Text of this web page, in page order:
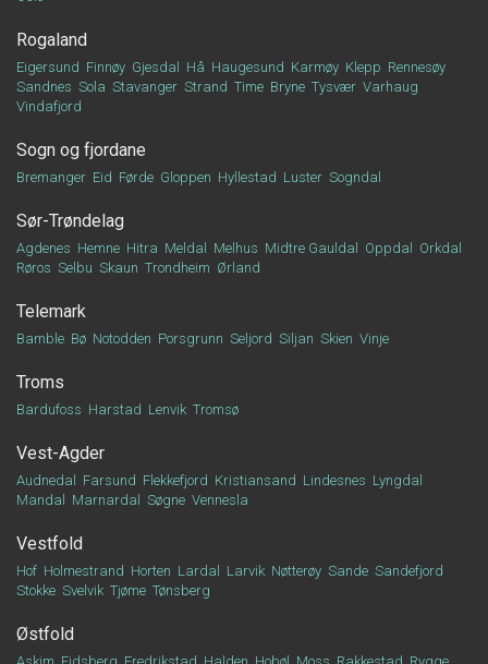
Rogaland
Eigersund Finnøy Gjesdal Hå Haugesund Karmøy Klepp Rennesøy
Sandnes Sola Stavanger Strand Time Bryne Tysvær Varhaug
Vindafjord
Sogn og fjordane
Bremanger Eid Førde Gloppen Hyllestad Luster Sogndal
Sør-Trøndelag
Agdenes Hemne Hitra Meldal Melhus Midtre Gauldal Oppdal
Orkdal
Røros Selbu Skaun Trondheim Ørland
Telemark
Bamble Bø Notodden Porsgrunn Seljord Siljan Skien Vinje
Troms
Bardufoss Harstad Lenvik Tromsø
Vest-Agder
Audnedal Farsund Flekkefjord Kristiansand Lindesnes Lyngdal
Mandal
Marnardal Søgne Vennesla
Vestfold
Hof Holmestrand Horten Lardal Larvik Nøtterøy Sande Sandefjord
Stokke Svelvik Tjøme Tønsberg
Østfold